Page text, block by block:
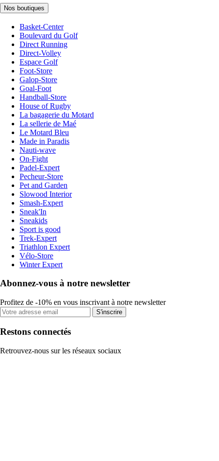
Nos boutiques
Basket-Center
Boulevard du Golf
Direct Running
Direct-Volley
Espace Golf
Foot-Store
Galop-Store
Goal-Foot
Handball-Store
House of Rugby
La bagagerie du Motard
La sellerie de Maé
Le Motard Bleu
Made in Paradis
Nauti-wave
On-Fight
Padel-Expert
Pecheur-Store
Pet and Garden
Slowood Interior
Smash-Expert
Sneak'In
Sneakids
Sport is good
Trek-Expert
Triathlon Expert
Vélo-Store
Winter Expert
Abonnez-vous à notre newsletter
Profitez de -10% en vous inscrivant à notre newsletter
S'inscrire
Restons connectés
Retrouvez-nous sur les réseaux sociaux